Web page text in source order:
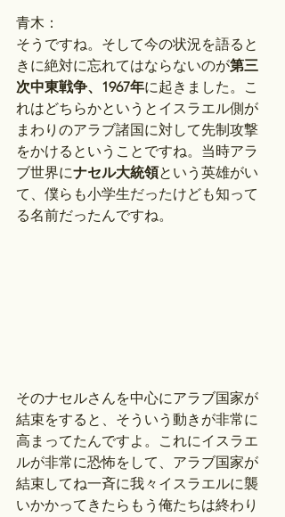
青木：
そうですね。そして今の状況を語ると
きに絶対に忘れてはならないのが第三
次中東戦争、1967年に起きました。こ
れはどちらかというとイスラエル側が
まわりのアラブ諸国に対して先制攻撃
をかけるということですね。当時アラ
ブ世界にナセル大統領という英雄がい
て、僕らも小学生だったけども知って
る名前だったんですね。
そのナセルさんを中心にアラブ国家が
結束をすると、そういう動きが非常に
高まってたんですよ。これにイスラエ
ルが非常に恐怖をして、アラブ国家が
結束してね一斉に我々イスラエルに襲
いかかってきたらもう俺たちは終わり